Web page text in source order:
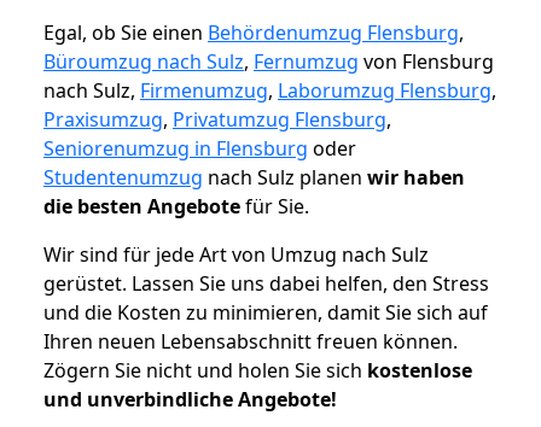
Egal, ob Sie einen Behördenumzug Flensburg,
Büroumzug nach Sulz, Fernumzug von Flensburg
nach Sulz, Firmenumzug, Laborumzug Flensburg,
Praxisumzug, Privatumzug Flensburg,
Seniorenumzug in Flensburg oder
Studentenumzug nach Sulz planen wir haben
die besten Angebotefür Sie.
Wir sind für jede Art von Umzug nach Sulz
gerüstet. Lassen Sie uns dabei helfen, den Stress
und die Kosten zu minimieren, damit Sie sich auf
Ihren neuen Lebensabschnitt freuen können.
Zögern Sie nicht und holen Sie sich kostenlose
und unverbindliche Angebote!